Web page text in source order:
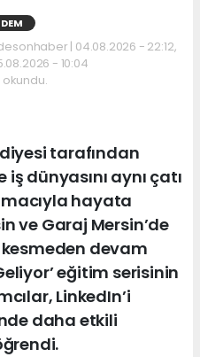
| 04.08.2026 - 22:12,
- 10:04
okundu.
tarafından
dünyasını aynı çatı
hayata
ve Garaj Mersin’de
devam
eğitim serisinin
LinkedIn’i
daha etkili